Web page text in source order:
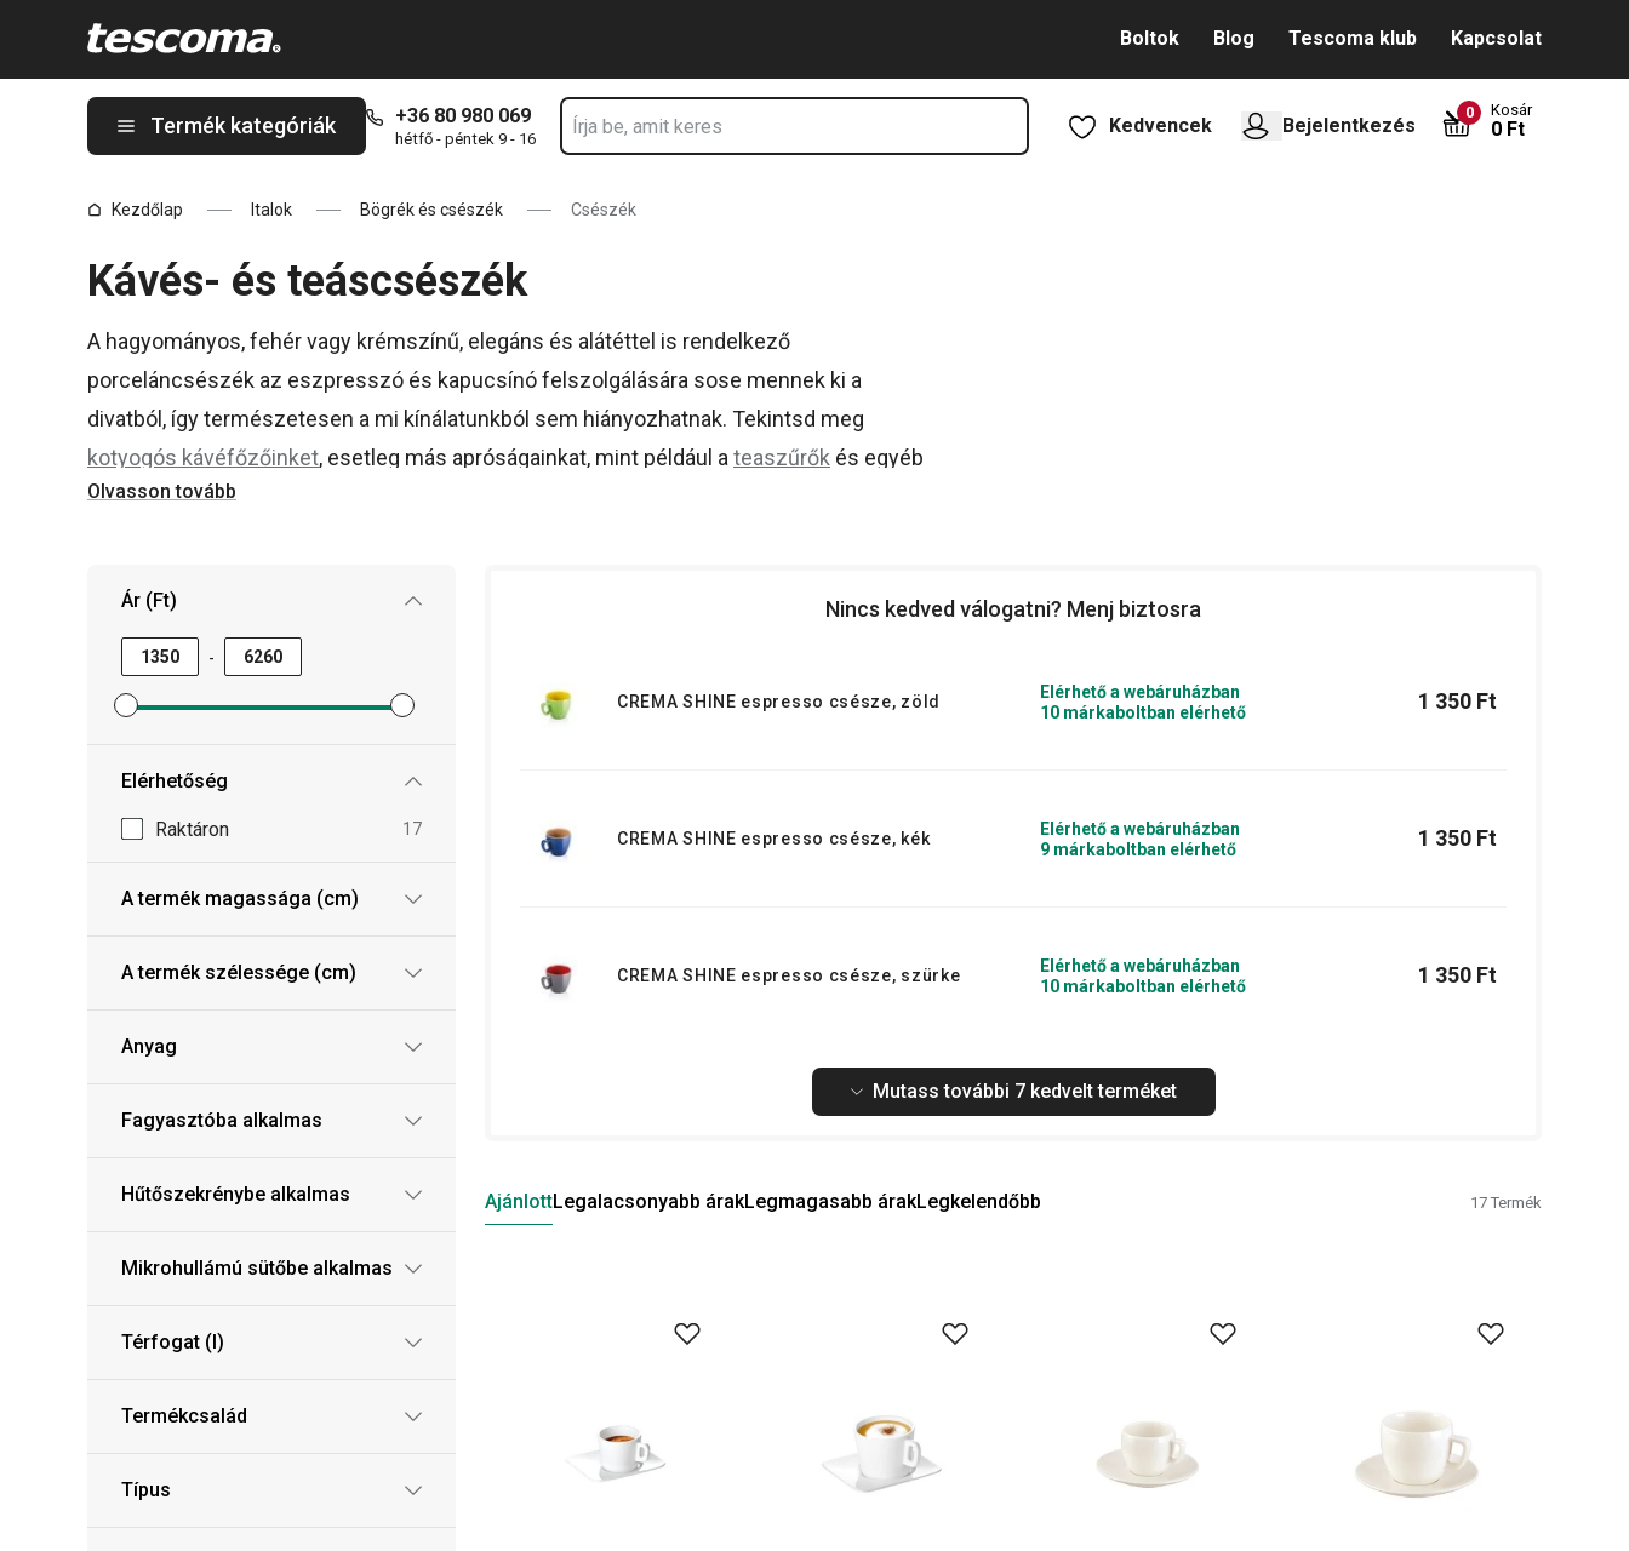
Boltok Blog Tescoma klub Kapcsolat
Termék kategóriák +36 80 980 069
hétfő - péntek 9 - 16
Kedvencek Bejelentkezés
0 Kosár
0 Ft
Kezdőlap Italok Bögrék és csészék Csészék
Kávés- és teáscsészék
A hagyományos, fehér vagy krémszínű, elegáns és alátéttel is rendelkező
porceláncsészék az eszpresszó és kapucsínó felszolgálására sose mennek ki a
divatból, így természetesen a mi kínálatunkból sem hiányozhatnak. Tekintsd meg
kotyogós kávéfőzőinket, esetleg más apróságainkat, mint például a teaszűrők és egyéb
kiegészítők. Választhatod az egyik eredeti, TESCOMA dizájnú,
Olvasson tovább
Ár (Ft)
-
Minimum ár szűrő beállítása
Maximum ár szűrő beállítása
Elérhetőség
Raktáron 17
A termék magassága (cm)
A termék szélessége (cm)
Anyag
Fagyasztóba alkalmas
Hűtőszekrénybe alkalmas
Mikrohullámú sütőbe alkalmas
Térfogat (l)
Termékcsalád
Típus
Nincs kedved válogatni? Menj biztosra
CREMA SHINE espresso csésze, zöld
Elérhető a webáruházban
10 márkaboltban elérhető
1 350 Ft
CREMA SHINE espresso csésze, kék
Elérhető a webáruházban
9 márkaboltban elérhető
1 350 Ft
CREMA SHINE espresso csésze, szürke
Elérhető a webáruházban
10 márkaboltban elérhető
1 350 Ft
Mutass további 7 kedvelt terméket
AjánlottLegalacsonyabb árakLegmagasabb árakLegkelendőbb 17Termék